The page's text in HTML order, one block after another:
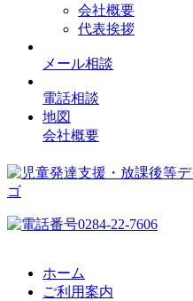
会社概要
代表挨拶
メール相談
電話相談
地図
会社概要
ホーム
ご利用案内